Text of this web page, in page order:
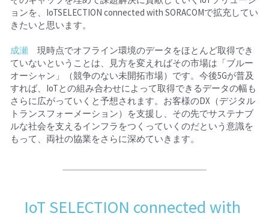
ョンを、IoTSELECTION connected with SORACOMで拡充してい
きたいと思います。
成瀬 現時点でオフライン環境のデータをほとんど取得でき
ていないということは、見方を変えればその市場は「ブルー
オーシャン」（競争のない未開拓市場）です。今後5Gが普及
すれば、IoTとの組み合わせによって取得できるデータの幅も
さらに広がっていくと予想されます。お客様のDX（デジタル
トランスフォーメーション）を支援し、その先でサステナブ
ルな社会を支えるインフラをつくっていくのだという意識を
もって、両社の協業をさらに深めていきます。
IoT SELECTION connected with